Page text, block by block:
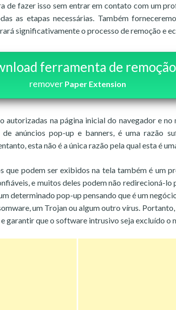
de fazer isso sem entrar em contato com um
as etapas necessárias. Também
significativamente o processo de remoção e
ferramenta de remoção
remover Paper Extension
autorizadas na página inicial do navegador e
anúncios pop-up e banners, é uma razão
esta não é a única razão pela qual esta é
que podem ser exibidos na tela também é um
e muitos deles podem não redirecioná-lo
determinado pop-up pensando que é um
um Trojan ou algum outro vírus.
garantir que o software intrusivo seja excluído o